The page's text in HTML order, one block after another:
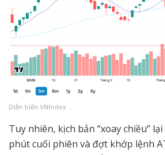
Diễn biến VNIndex
Tuy nhiên, kịch bản “xoay chiều”
phút cuối phiên và đợt khớp lệnh